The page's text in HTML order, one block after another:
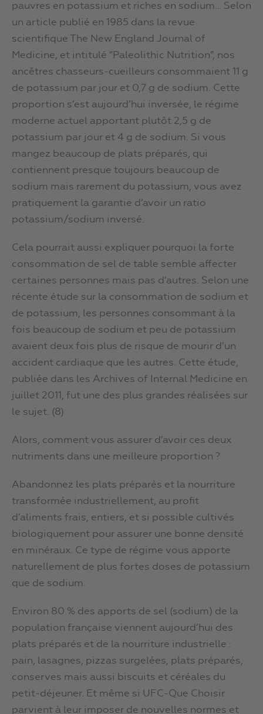
pauvres en potassium et riches en sodium… Selon
un article publié en 1985 dans la revue
scientifique The New England Journal of
Medicine, et intitulé “Paleolithic Nutrition”, nos
ancêtres chasseurs-cueilleurs consommaient 11 g
de potassium par jour et 0,7 g de sodium. Cette
proportion s’est aujourd’hui inversée, le régime
moderne actuel apportant plutôt 2,5 g de
potassium par jour et 4 g de sodium. Si vous
mangez beaucoup de plats préparés, qui
contiennent presque toujours beaucoup de
sodium mais rarement du potassium, vous avez
pratiquement la garantie d’avoir un ratio
potassium/sodium inversé.
Cela pourrait aussi expliquer pourquoi la forte
consommation de sel de table semble affecter
certaines personnes mais pas d’autres. Selon une
récente étude sur la consommation de sodium et
de potassium, les personnes consommant à la
fois beaucoup de sodium et peu de potassium
avaient deux fois plus de risque de mourir d’un
accident cardiaque que les autres. Cette étude,
publiée dans les Archives of Internal Medicine en
juillet 2011, fut une des plus grandes réalisées sur
le sujet. (8)
Alors, comment vous assurer d’avoir ces deux
nutriments dans une meilleure proportion ?
Abandonnez les plats préparés et la nourriture
transformée industriellement, au profit
d’aliments frais, entiers, et si possible cultivés
biologiquement pour assurer une bonne densité
en minéraux. Ce type de régime vous apporte
naturellement de plus fortes doses de potassium
que de sodium.
Environ 80 % des apports de sel (sodium) de la
population française viennent aujourd’hui des
plats préparés et de la nourriture industrielle :
pain, lasagnes, pizzas surgelées, plats préparés,
conserves mais aussi biscuits et céréales du
petit-déjeuner. Et même si UFC-Que Choisir
parvient à leur imposer de nouvelles normes et